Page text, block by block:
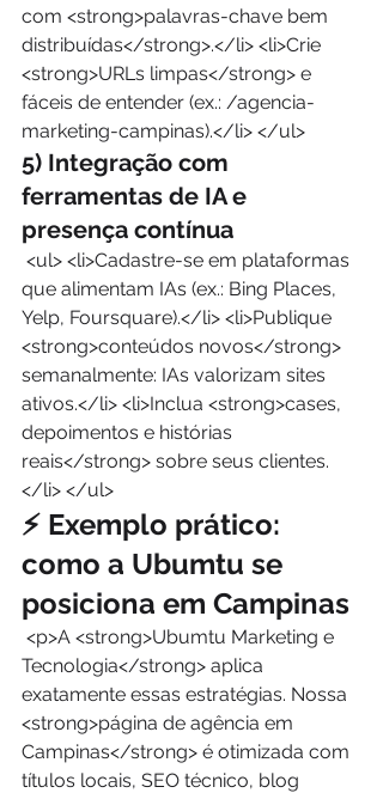
com <strong>palavras-chave bem
distribuídas</strong>.</li> <li>Crie
<strong>URLs limpas</strong> e
fáceis de entender (ex.: /agencia-
marketing-campinas).</li> </ul>
5) Integração com
ferramentas de IA e
presença contínua
que alimentam IAs (ex.: Bing Places,
Yelp, Foursquare).</li> <li>Publique
<strong>conteúdos novos</strong>
semanalmente: IAs valorizam sites
ativos.</li> <li>Inclua <strong>cases,
depoimentos e histórias
reais</strong> sobre seus clientes.
</li> </ul>
⚡ Exemplo prático:
como a Ubumtu se
posiciona em Campinas
Tecnologia</strong> aplica
exatamente essas estratégias. Nossa
<strong>página de agência em
Campinas</strong> é otimizada com
títulos locais, SEO técnico, blog